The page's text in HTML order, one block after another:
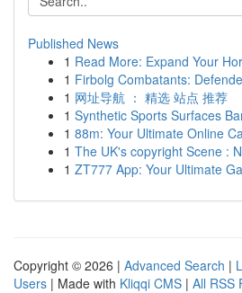
Published News
1 Read More: Expand Your
1 Firbolg Combatants:
1 网址导航 ： 精选 站点 推荐
1 Synthetic Sports Surfaces
1 88m: Your Ultimate Online
1 The UK's copyright Scene :
1 ZT777 App: Your Ultimate
Copyright © 2026 | Advanced Search |
Users | Made with Kliqqi CMS | All RSS